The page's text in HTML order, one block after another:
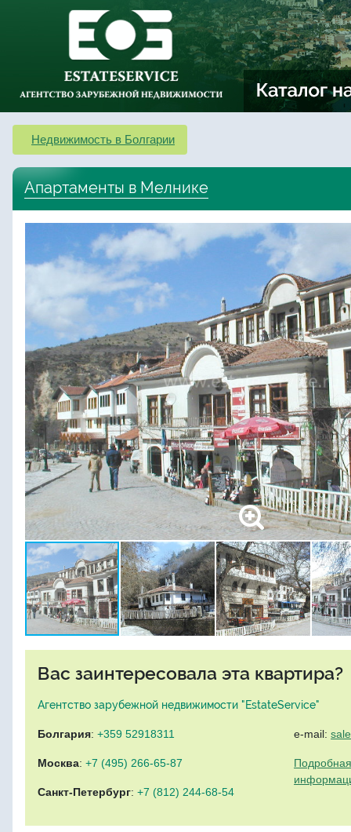
Недвижимость в Болгарии
Апартаменты в Мелнике
Вас заинтересовала эта квартира?
Агентство зарубежной недвижимости "EstateService"
Болгария: +359 52918311
Москва: +7 (495) 266-65-87
Санкт-Петербург: +7 (812) 244-68-54
e-mail: